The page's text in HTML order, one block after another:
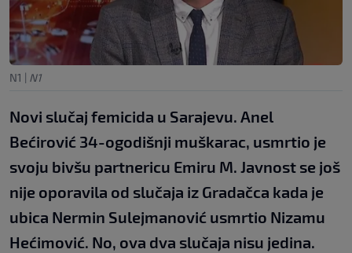
N1 | N1
Novi slučaj femicida u Sarajevu. Anel
Bećirović 34-ogodišnji muškarac, usmrtio je
svoju bivšu partnericu Emiru M. Javnost se još
nije oporavila od slučaja iz Gradačca kada je
ubica Nermin Sulejmanović usmrtio Nizamu
Hećimović. No, ova dva slučaja nisu jedina.